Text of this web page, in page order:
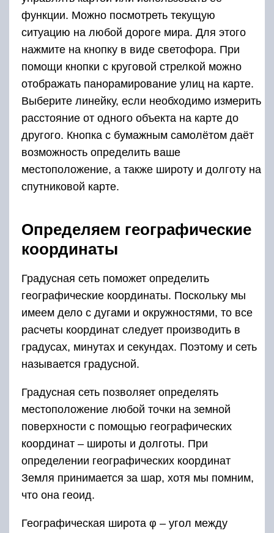
функции. Можно посмотреть текущую
ситуацию на любой дороге мира. Для этого
нажмите на кнопку в виде светофора. При
помощи кнопки с круговой стрелкой можно
отображать панорамирование улиц на карте.
Выберите линейку, если необходимо измерить
расстояние от одного объекта на карте до
другого. Кнопка с бумажным самолётом даёт
возможность определить ваше
местоположение, а также широту и долготу на
спутниковой карте.
Определяем географические
координаты
Градусная сеть поможет определить
географические координаты. Поскольку мы
имеем дело с дугами и окружностями, то все
расчеты координат следует производить в
градусах, минутах и секундах. Поэтому и сеть
называется градусной.
Градусная сеть позволяет определять
местоположение любой точки на земной
поверхности с помощью географических
координат – широты и долготы. При
определении географических координат
Земля принимается за шар, хотя мы помним,
что она геоид.
Географическая широта φ – угол между